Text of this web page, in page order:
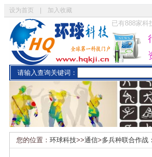
设为首页 加入收藏
已有888家科
请输入查询关键词：
您的位置： 环球科技>>通信>多兵种联合作战